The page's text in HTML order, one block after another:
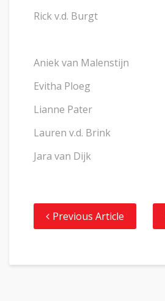
Rick v.d. Burgt
Aniek van Malenstijn
Evitha Ploeg
Lianne Pater
Lauren v.d. Brink
Jara van Dijk
Previous Article